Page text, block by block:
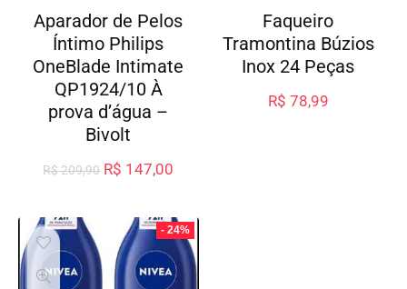
Aparador de Pelos
Íntimo Philips
OneBlade Intimate
QP1924/10 À
prova d’água –
Bivolt
R$209,90 R$ 147,00
Faqueiro
Tramontina Búzios
Inox 24 Peças
R$ 78,99
- 24%